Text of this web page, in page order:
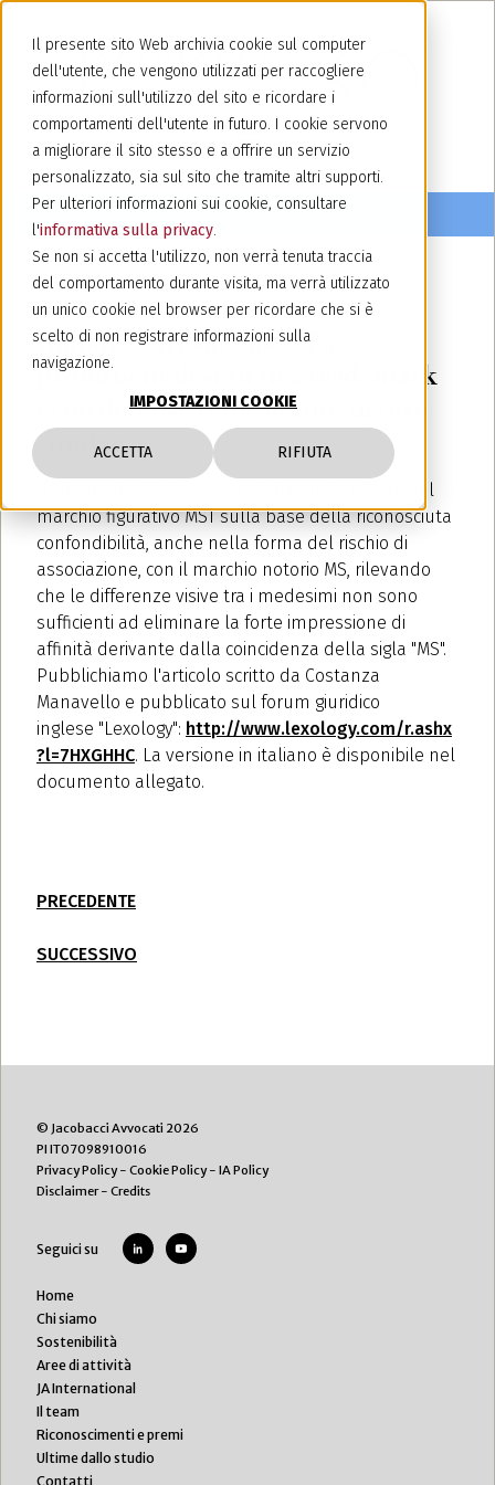
Il presente sito Web archivia cookie sul computer
dell'utente, che vengono utilizzati per raccogliere
informazioni sull'utilizzo del sito e ricordare i
comportamenti dell'utente in futuro. I cookie servono
a migliorare il sito stesso e a offrire un servizio
personalizzato, sia sul sito che tramite altri supporti.
Per ulteriori informazioni sui cookie, consultare
l'informativa sulla privacy.
Se non si accetta l'utilizzo, non verrà tenuta traccia
del comportamento durante visita, ma verrà utilizzato
un unico cookie nel browser per ricordare che si è
scelto di non registrare informazioni sulla
navigazione.
IMPOSTAZIONI COOKIE
ACCETTA RIFIUTA
11 marzo 2013
Italian court says use of a
prominent design in a trademark
is no defense if the acronyms are
similar
Il Tribunale di Bologna ha dichiarato la nullità del
marchio figurativo MST sulla base della riconosciuta
confondibilità, anche nella forma del rischio di
associazione, con il marchio notorio MS, rilevando
che le differenze visive tra i medesimi non sono
sufficienti ad eliminare la forte impressione di
affinità derivante dalla coincidenza della sigla "MS".
Pubblichiamo l'articolo scritto da Costanza
Manavello e pubblicato sul forum giuridico
inglese "Lexology": http://www.lexology.com/r.ashx
?l=7HXGHHC. La versione in italiano è disponibile nel
documento allegato.
PRECEDENTE
SUCCESSIVO
© Jacobacci Avvocati 2026
PI IT07098910016
Privacy Policy- Cookie Policy- IA Policy
Disclaimer- Credits
Seguici su
Home
Chi siamo
Sostenibilità
Aree di attività
JA International
Il team
Riconoscimenti e premi
Ultime dallo studio
Contatti